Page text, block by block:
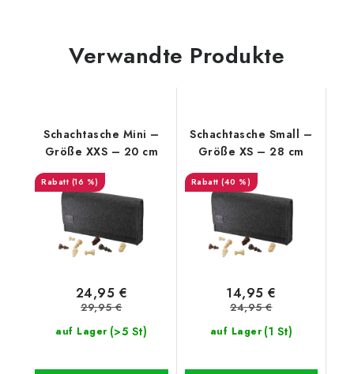
Verwandte Produkte
Schachtasche Mini –
Größe XXS – 20 cm
(16 %)
auf Lager (>5 St)
24,95 €
29,95 €
Schachtasche Small –
Größe XS – 28 cm
(40 %)
auf Lager (1 St)
14,95 €
24,95 €